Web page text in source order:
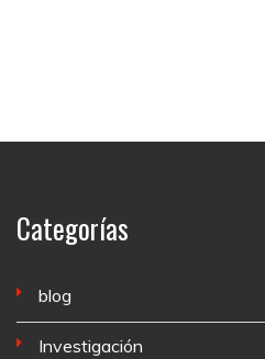
Categorías
blog
Investigación